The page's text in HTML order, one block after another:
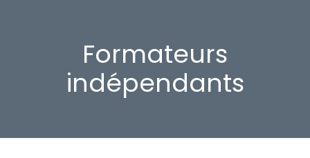
Formateurs
indépendants